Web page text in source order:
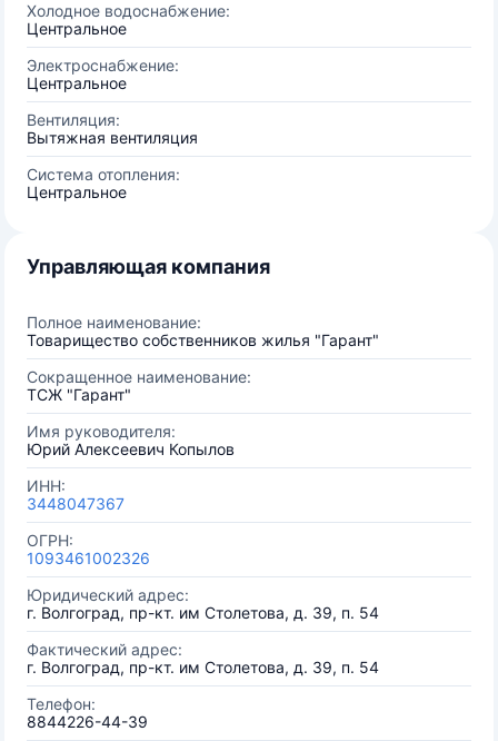
Холодное водоснабжение:
Центральное
Электроснабжение:
Центральное
Вентиляция:
Вытяжная вентиляция
Система отопления:
Центральное
Управляющая компания
Полное наименование:
Товарищество собственников жилья "Гарант"
Сокращенное наименование:
ТСЖ "Гарант"
Имя руководителя:
Юрий Алексеевич Копылов
ИНН:
3448047367
ОГРН:
1093461002326
Юридический адрес:
г. Волгоград, пр-кт. им Столетова, д. 39, п. 54
Фактический адрес:
г. Волгоград, пр-кт. им Столетова, д. 39, п. 54
Телефон:
8844226-44-39